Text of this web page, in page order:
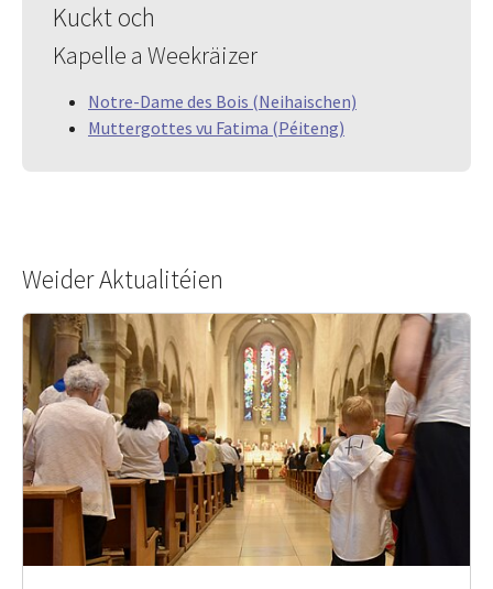
Kuckt och
Kapelle a Weekräizer
Notre-Dame des Bois (Neihaischen)
Muttergottes vu Fatima (Péiteng)
Weider Aktualitéien